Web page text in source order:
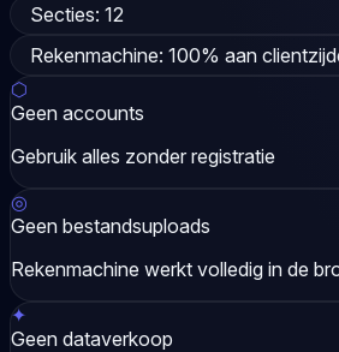
Secties: 12
Rekenmachine: 100% aan
⬡
Geen accounts
Gebruik alles zonder registratie
◎
Geen bestandsuploads
Rekenmachine werkt volledig in de
✦
Geen dataverkoop